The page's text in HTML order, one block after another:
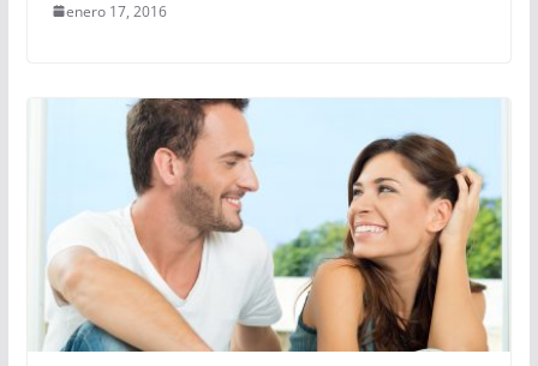
enero 17, 2016